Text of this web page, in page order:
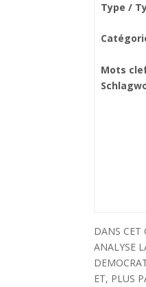
Type /
Mots
DANS CET
ANALYSE
ET, PLUS